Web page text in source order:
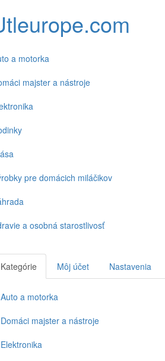
a motorka
majster a nástroje
pre domácich miláčikov
a osobná starostlivosť
Kategórie Môj účet Nastavenia
Auto a motorka
Domáci majster a nástroje
Elektronika